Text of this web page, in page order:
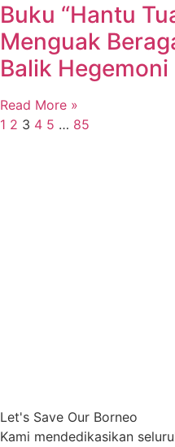
Buku “Hantu
Menguak
Balik
Read More »
1 2 3 4 5 … 85
Let's Save Our Borneo
Kami mendedikasikan